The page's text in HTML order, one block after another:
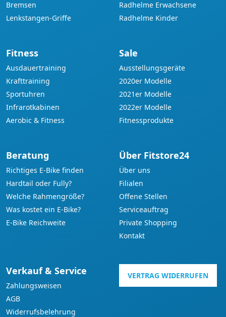
Bremsen
Lenkstangen-Griffe
Radhelme Erwachsene
Radhelme Kinder
Fitness
Ausdauertraining
Krafttraining
Sportuhren
Infrarotkabinen
Aerobic & Fitness
Sale
Ausstellungsgeräte
2020er Modelle
2021er Modelle
2022er Modelle
Fitnessprodukte
Beratung
Richtiges E-Bike finden
Hardtail oder Fully?
Welche Rahmengröße?
Was kostet ein E-Bike?
E-Bike Reichweite
Über Fitstore24
Über uns
Filialen
Offene Stellen
Serviceauftrag
Private Shopping
Kontakt
Verkauf & Service
Zahlungsweisen
AGB
Widerrufsbelehrung
VERTRAG WIDERRUFEN